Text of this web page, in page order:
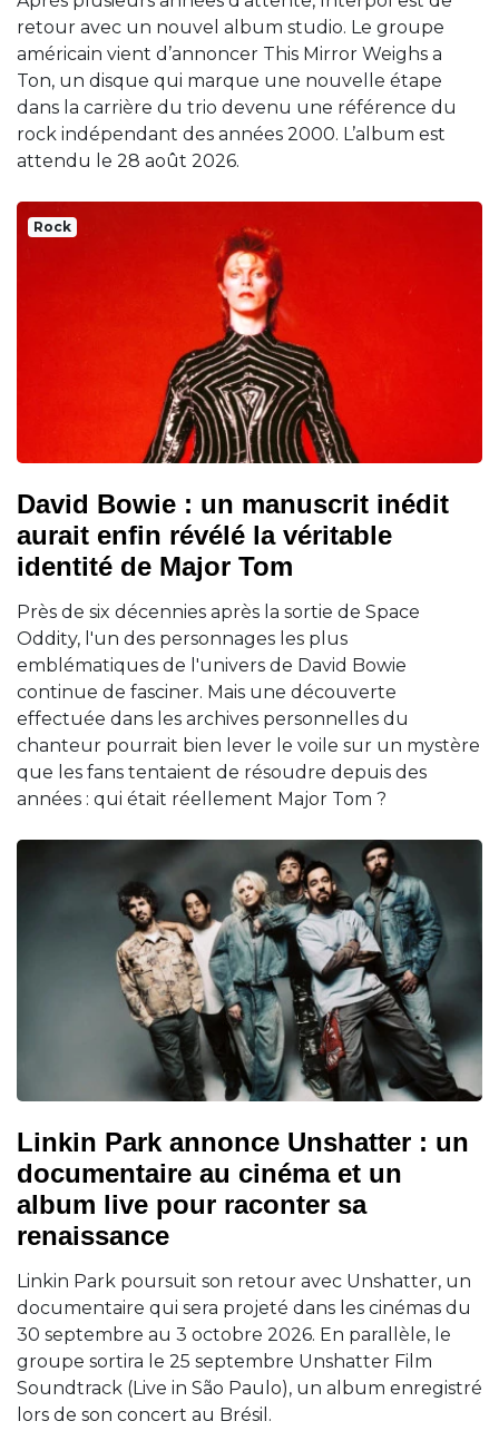
retour avec un nouvel album studio. Le groupe
américain vient d’annoncer This Mirror Weighs a
Ton, un disque qui marque une nouvelle étape
dans la carrière du trio devenu une référence du
rock indépendant des années 2000. L’album est
attendu le 28 août 2026.
Rock
David Bowie : un manuscrit inédit
aurait enfin révélé la véritable
identité de Major Tom
Près de six décennies après la sortie de Space
Oddity, l'un des personnages les plus
emblématiques de l'univers de David Bowie
continue de fasciner. Mais une découverte
effectuée dans les archives personnelles du
chanteur pourrait bien lever le voile sur un mystère
que les fans tentaient de résoudre depuis des
années : qui était réellement Major Tom ?
Linkin Park annonce Unshatter : un
documentaire au cinéma et un
album live pour raconter sa
renaissance
Linkin Park poursuit son retour avec Unshatter, un
documentaire qui sera projeté dans les cinémas du
30 septembre au 3 octobre 2026. En parallèle, le
groupe sortira le 25 septembre Unshatter Film
Soundtrack (Live in São Paulo), un album enregistré
lors de son concert au Brésil.